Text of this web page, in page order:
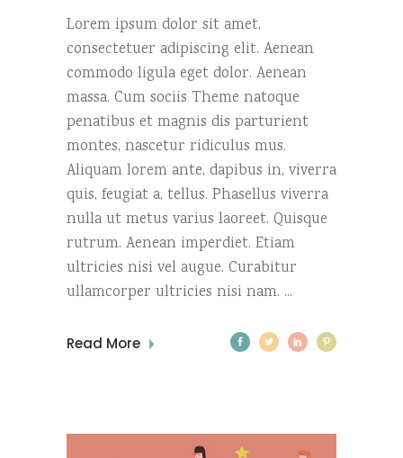
Lorem ipsum dolor sit amet,
consectetuer adipiscing elit. Aenean
commodo ligula eget dolor. Aenean
massa. Cum sociis Theme natoque
penatibus et magnis dis parturient
montes, nascetur ridiculus mus.
Aliquam lorem ante, dapibus in, viverra
quis, feugiat a, tellus. Phasellus viverra
nulla ut metus varius laoreet. Quisque
rutrum. Aenean imperdiet. Etiam
ultricies nisi vel augue. Curabitur
ullamcorper ultricies nisi nam.
Read More